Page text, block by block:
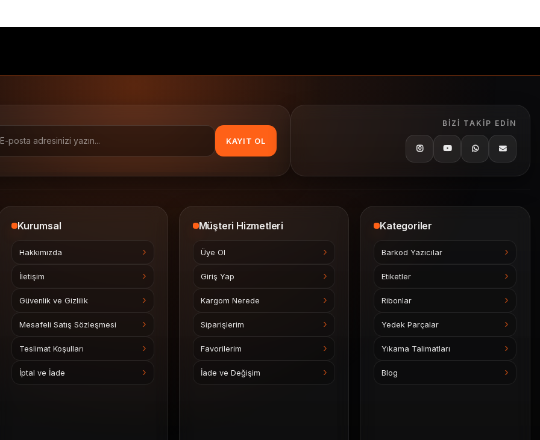
KAYIT OL
BIZI TAKIP EDIN
Kurumsal
Hakkımızda
İletişim
Güvenlik ve Gizlilik
Mesafeli Satış Sözleşmesi
Teslimat Koşulları
İptal ve İade
Müşteri Hizmetleri
Üye Ol
Giriş Yap
Kargom Nerede
Siparişlerim
Favorilerim
İade ve Değişim
Kategoriler
Barkod Yazıcılar
Etiketler
Ribonlar
Yedek Parçalar
Yıkama Talimatları
Blog